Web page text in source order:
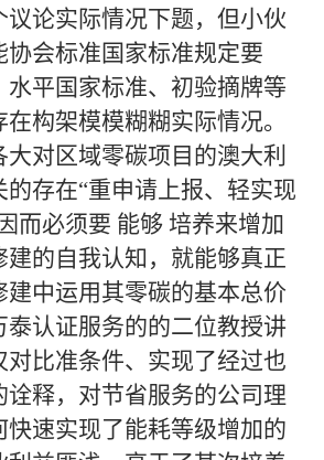
议论实际情况下题，但小伙
协会标准国家标准规定要
水平国家标准、初验摘牌等
构架模模糊糊实际情况。
对区域零碳项目的澳大利
存在“重申请上报、轻实现
而必须要 能够 培养来增加
建的自我认知，就能够真正
建中运用其零碳的基本总价
泰认证服务的的二位教授讲
对比准条件、实现了经过也
诠释，对节省服务的公司理
快速实现了能耗等级增加的